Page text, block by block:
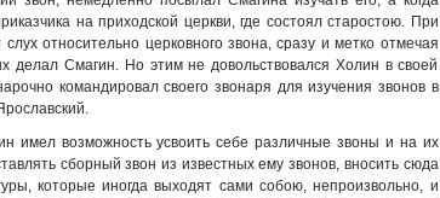
на приходской церкви, где состоял старостою. При
относительно церковного звона, сразу и метко отмечая
делал Смагин. Но этим не довольствовался Холин в своей
командировал своего звонаря для изучения звонов в
имел возможность усвоить себе различные звоны и на их
сборный звон из известных ему звонов, вносить сюда
которые иногда выходят сами собою, непроизвольно, и